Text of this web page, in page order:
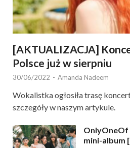
[AKTUALIZACJA]
Polsce już w sierpniu
30/06/2022 - Amanda Nadeem
Wokalistka ogłosiła trasę
szczegóły w naszym artykule.
OnlyOneOf
mini-album